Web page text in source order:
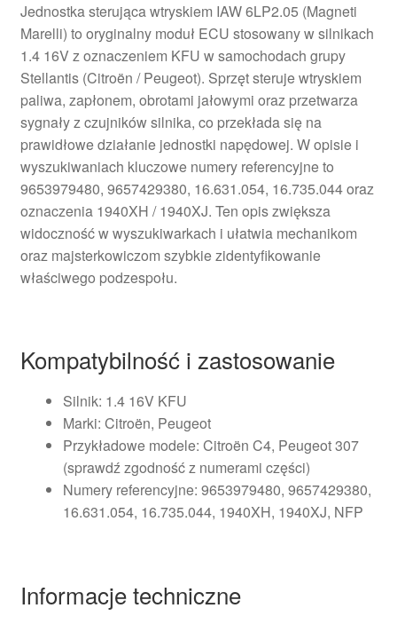
Jednostka sterująca wtryskiem IAW 6LP2.05 (Magneti
Marelli) to oryginalny moduł ECU stosowany w silnikach
1.4 16V z oznaczeniem KFU w samochodach grupy
Stellantis (Citroën / Peugeot). Sprzęt steruje wtryskiem
paliwa, zapłonem, obrotami jałowymi oraz przetwarza
sygnały z czujników silnika, co przekłada się na
prawidłowe działanie jednostki napędowej. W opisie i
wyszukiwaniach kluczowe numery referencyjne to
9653979480, 9657429380, 16.631.054, 16.735.044 oraz
oznaczenia 1940XH / 1940XJ. Ten opis zwiększa
widoczność w wyszukiwarkach i ułatwia mechanikom
oraz majsterkowiczom szybkie zidentyfikowanie
właściwego podzespołu.
Kompatybilność i zastosowanie
Silnik: 1.4 16V KFU
Marki: Citroën, Peugeot
Przykładowe modele: Citroën C4, Peugeot 307
(sprawdź zgodność z numerami części)
Numery referencyjne: 9653979480, 9657429380,
16.631.054, 16.735.044, 1940XH, 1940XJ, NFP
Informacje techniczne